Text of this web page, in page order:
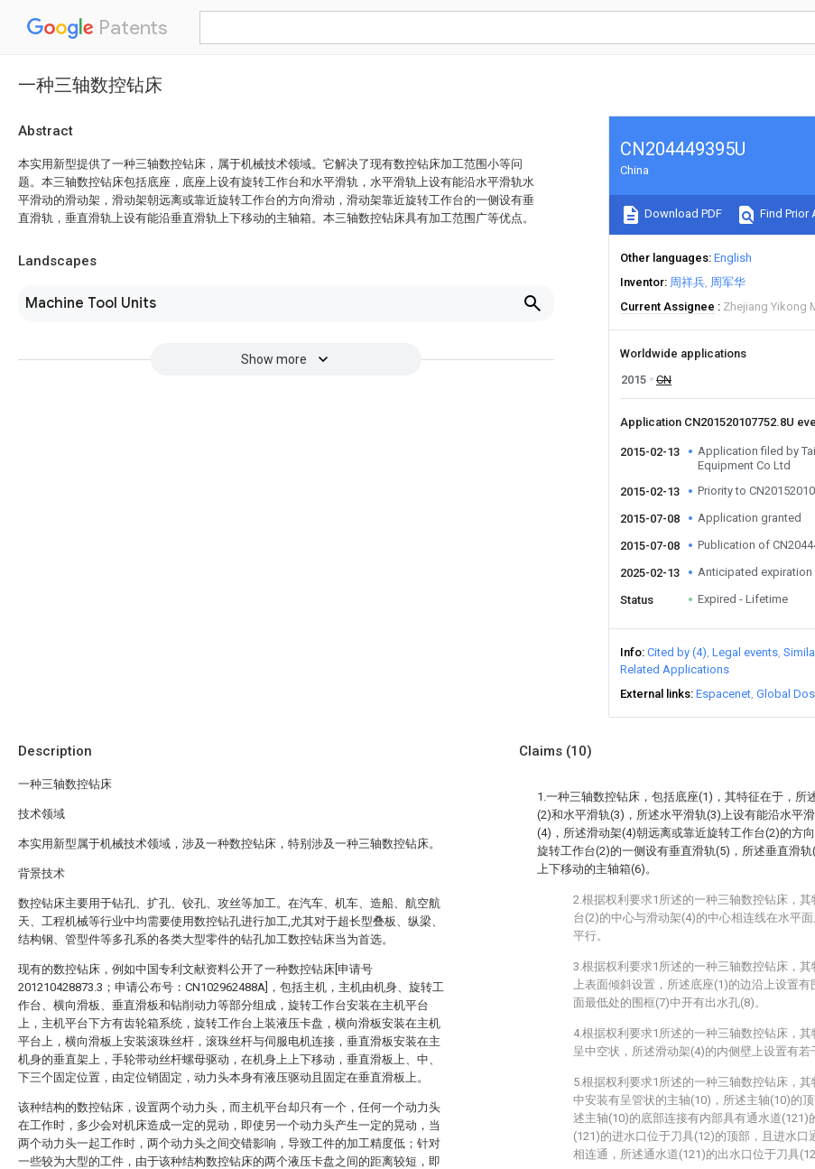
Patents
一种三轴数控钻床
Abstract
本实用新型提供了一种三轴数控钻床，属于机械技术领域。它解决了现有数控钻床加工范围小等问
题。本三轴数控钻床包括底座，底座上设有旋转工作台和水平滑轨，水平滑轨上设有能沿水平滑轨水
平滑动的滑动架，滑动架朝远离或靠近旋转工作台的方向滑动，滑动架靠近旋转工作台的一侧设有垂
直滑轨，垂直滑轨上设有能沿垂直滑轨上下移动的主轴箱。本三轴数控钻床具有加工范围广等优点。
Landscapes
Machine Tool Units
Show more
CN204449395U
China
Download PDF Find Prior
Other languages English
Inventor 周祥兵 周军华
Current Assignee
Zhejiang Yikong
Worldwide applications
2015
CN
Application CN201520107752.8U
2015-02-13
Application filed by
Equipment Co Ltd
2015-02-13
Priority to
2015-07-08 Application granted
2015-07-08 Publication of
2025-02-13 Anticipated expiration
Status Expired - Lifetime
Info Cited by (4) Legal events
Related Applications
External links Espacenet Global
Description
一种三轴数控钻床
技术领域
本实用新型属于机械技术领域，涉及一种数控钻床，特别涉及一种三轴数控钻床。
背景技术
数控钻床主要用于钻孔、扩孔、铰孔、攻丝等加工。在汽车、机车、造船、航空航
天、工程机械等行业中均需要使用数控钻孔进行加工,尤其对于超长型叠板、纵梁、
结构钢、管型件等多孔系的各类大型零件的钻孔加工数控钻床当为首选。
现有的数控钻床，例如中国专利文献资料公开了一种数控钻床[申请号
201210428873.3；申请公布号：CN102962488A]，包括主机，主机由机身、旋转工
作台、横向滑板、垂直滑板和钻削动力等部分组成，旋转工作台安装在主机平台
上，主机平台下方有齿轮箱系统，旋转工作台上装液压卡盘，横向滑板安装在主机
平台上，横向滑板上安装滚珠丝杆，滚珠丝杆与伺服电机连接，垂直滑板安装在主
机身的垂直架上，手轮带动丝杆螺母驱动，在机身上上下移动，垂直滑板上、中、
下三个固定位置，由定位销固定，动力头本身有液压驱动且固定在垂直滑板上。
该种结构的数控钻床，设置两个动力头，而主机平台却只有一个，任何一个动力头
在工作时，多少会对机床造成一定的晃动，即使另一个动力头产生一定的晃动，当
两个动力头一起工作时，两个动力头之间交错影响，导致工件的加工精度低；针对
一些较为大型的工件，由于该种结构数控钻床的两个液压卡盘之间的距离较短，即
Claims (10)
1.一种三轴数控钻床，包括底座(1)，其特征在于，所
(2)和水平滑轨(3)，所述水平滑轨(3)上设有能沿水平
(4)，所述滑动架(4)朝远离或靠近旋转工作台(2)的方
旋转工作台(2)的一侧设有垂直滑轨(5)，所述垂直滑
上下移动的主轴箱(6)。
2.根据权利要求1所述的一种三轴数控钻床，
台(2)的中心与滑动架(4)的中心相连线在水平
平行。
3.根据权利要求1所述的一种三轴数控钻床，
上表面倾斜设置，所述底座(1)的边沿上设置
面最低处的围框(7)中开有出水孔(8)。
4.根据权利要求1所述的一种三轴数控钻床，
呈中空状，所述滑动架(4)的内侧壁上设置有若
5.根据权利要求1所述的一种三轴数控钻床，
中安装有呈管状的主轴(10)，所述主轴(10)的
述主轴(10)的底部连接有内部具有通水道(121)
(121)的进水口位于刀具(12)的顶部，且进水口
相连通，所述通水道(121)的出水口位于刀具